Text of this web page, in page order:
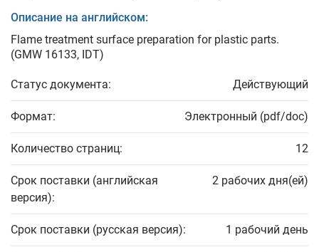
Описание на английском:
Flame treatment surface preparation for plastic parts.
(GMW 16133, IDT)
Статус документа: Действующий
Формат: Электронный (pdf/doc)
Количество страниц: 12
Срок поставки (английская
версия):
2 рабочих дня(ей)
Срок поставки (русская версия): 1 рабочий день